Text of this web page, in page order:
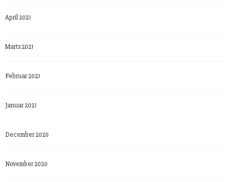
April 2021
Marts 2021
Februar 2021
Januar 2021
December 2020
November 2020